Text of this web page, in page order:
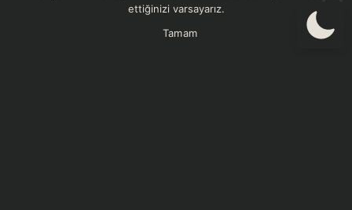
GIZLILIK VE GÜVENLIK POLITIKASI
ettiğinizi varsayarız.
Tamam